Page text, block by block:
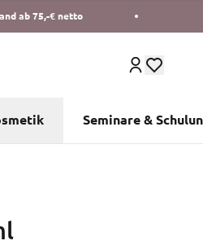
ab 75,-€ netto
Seminare &